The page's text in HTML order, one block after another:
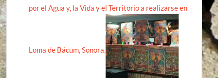
por el Agua y, la Vida y el Territorio a realizarse en
Loma de Bácum, Sonora.